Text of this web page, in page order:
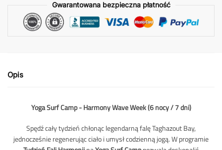
Gwarantowana bezpieczna płatność
Opis
Yoga Surf Camp - Harmony Wave Week (6 nocy / 7 dni)
Spędź cały tydzień chłonąc legendarną falę Taghazout Bay,
jednocześnie regenerując ciało i umysł codzienną jogą. W programie